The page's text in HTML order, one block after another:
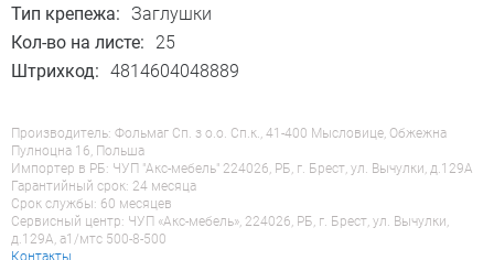
Тип крепежа: Заглушки
Кол-во на листе:
25
Штрихкод: 4814604048889
Производитель: Фольмаг Сп. з о.о. Сп.к., 41-400 Мысловице, Обжежна
Пулноцна 16, Польша
Импортер в РБ: ЧУП "Акс-мебель" 224026, РБ, г. Брест, ул. Вычулки, д.129А
Гарантийный срок: 24 месяца
Срок службы: 60 месяцев
Сервисный центр: ЧУП «Акс-мебель», 224026, РБ, г. Брест, ул. Вычулки,
д.129А, a1/мтс 500-8-500
Контакты